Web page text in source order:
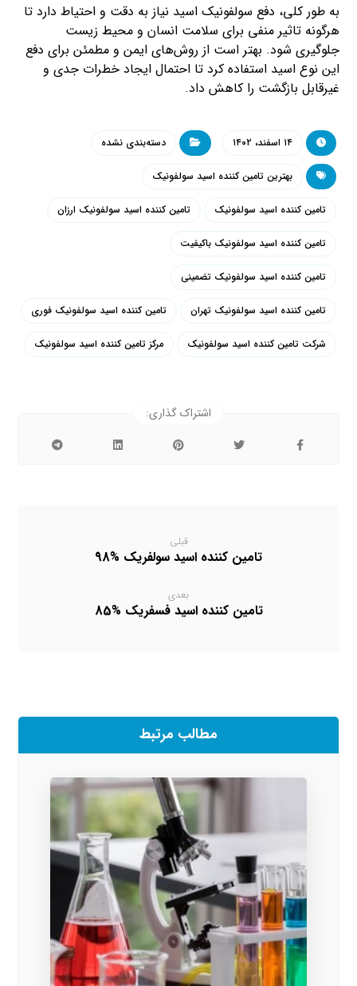
به طور کلی، دفع سولفونیک اسید نیاز به دقت و احتیاط دارد تا
هرگونه تاثیر منفی برای سلامت انسان و محیط زیست
جلوگیری شود. بهتر است از روش‌های ایمن و مطمئن برای دفع
این نوع اسید استفاده کرد تا احتمال ایجاد خطرات جدی و
غیرقابل بازگشت را کاهش داد.
۱۴ اسفند، ۱۴۰۲ دسته‌بندی نشده
بهترین تامین کننده اسید سولفونیک
تامین کننده اسید سولفونیک تامین کننده اسید سولفونیک ارزان
تامین کننده اسید سولفونیک باکیفیت
تامین کننده اسید سولفونیک تضمینی
تامین کننده اسید سولفونیک تهران تامین کننده اسید سولفونیک فوری
شرکت تامین کننده اسید سولفونیک مرکز تامین کننده اسید سولفونیک
قبلی
تامین کننده اسید سولفریک %98
بعدی
تامین کننده اسید فسفریک %85
مطالب مرتبط